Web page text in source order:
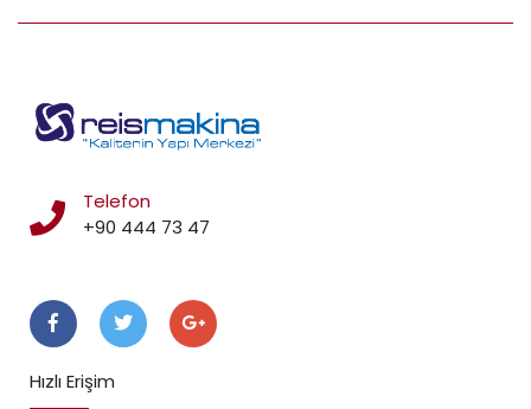
Telefon
+90 444 73 47
Hızlı Erişim